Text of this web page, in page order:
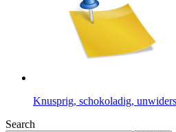
Knusprig, schokoladig,
Search